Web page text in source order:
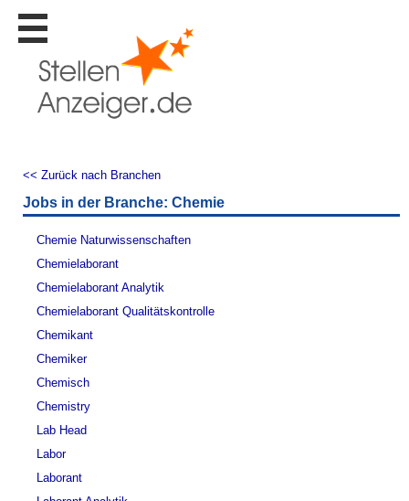
Stellen
finden
Stellen
inserieren
Personalberatungen
Tipp's
WERBUNG
JOB-
Lehrstellen
finden
Lehrstellen
gratis
inserieren
<< Zurück nach Branchen
Jobs in der Branche: Chemie
Chemie Naturwissenschaften
Chemielaborant
Chemielaborant Analytik
Chemielaborant Qualitätskontrolle
Chemikant
Chemiker
Chemisch
Chemistry
Lab Head
Labor
Laborant